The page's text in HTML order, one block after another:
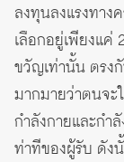
ลงทุนลงแรงทา
เลือกอยู่เพียงแค่
ขวัญเท่านั้น ตรง
มากมายว่าตนจะ
กำลังกายและกำ
ท่าทีของผู้รับ ดัง